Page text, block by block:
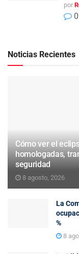
por
0
Noticias Recientes
Cómo ver el
homologadas,
seguridad
8 agosto, 2026
La
%
8